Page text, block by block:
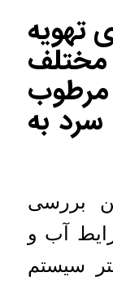
تهویه
مختلف
به
بررسی
آب و
سیستم